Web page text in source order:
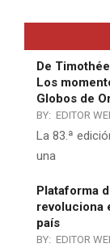
De
Los
Globos de
BY: EDITOR
La 83.ª
una
Plataforma
revoluciona
país
BY: EDITOR